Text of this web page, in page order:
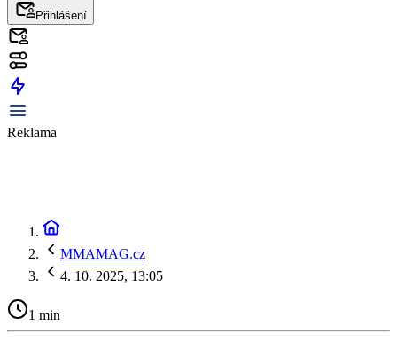
Přihlášení
Reklama
MMAMAG.cz
4. 10. 2025, 13:05
1 min